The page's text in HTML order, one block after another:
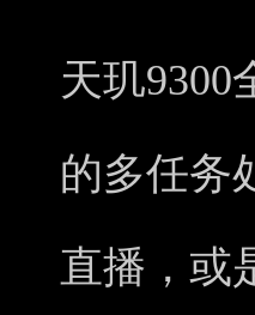
天玑9300
的多任务
直播，或